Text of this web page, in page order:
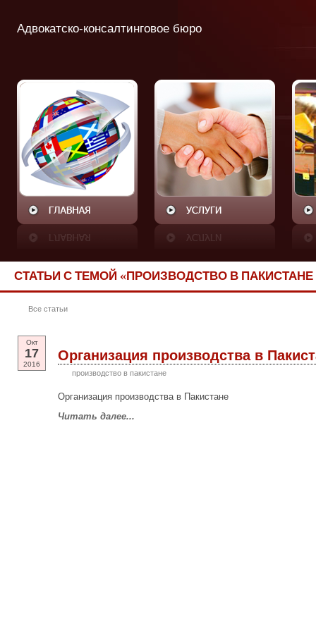
Адвокатско-консалтинговое бюро
СТАТЬИ С ТЕМОЙ «ПРОИЗВОДСТВО В ПАКИСТАНЕ
Все статьи
Окт
17
2016
Организация производства в
производство в пакистане
Организация производства в Пакистане
Читать далее...